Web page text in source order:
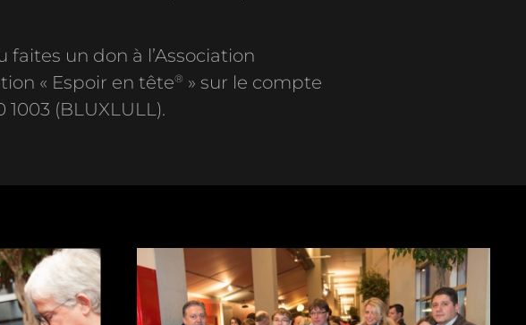
faites un don à l’Association
« Espoir en tête® » sur le compte
(BLUXLULL).